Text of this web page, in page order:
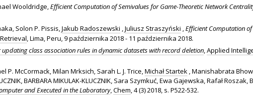
Wooldridge, Efficient Computation of Semivalues for Game-Theoretic Network
Solon P. Pissis, Jakub Radoszewski Juliusz Straszyński Efficient Computation of
, Lima, Peru, 9 października 2018 - 11 października 2018.
class association rules in dynamic datasets with record deletion Applied
McCormack, Milan Mrksich, Sarah L. J. Trice, Michał Startek , Manishabrata
BARBARA MIKULAK-KLUCZNIK, Sara Szymkuć, Ewa Gajewska, Rafał Roszak,
and Executed in the Laboratory, Chem , 4 (3) 2018, s. P522-532.